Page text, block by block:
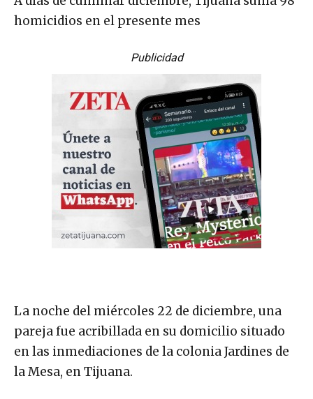
homicidios en el presente mes
Publicidad
La noche del miércoles 22 de diciembre, una
pareja fue acribillada en su domicilio situado
en las inmediaciones de la colonia Jardines de
la Mesa, en Tijuana.